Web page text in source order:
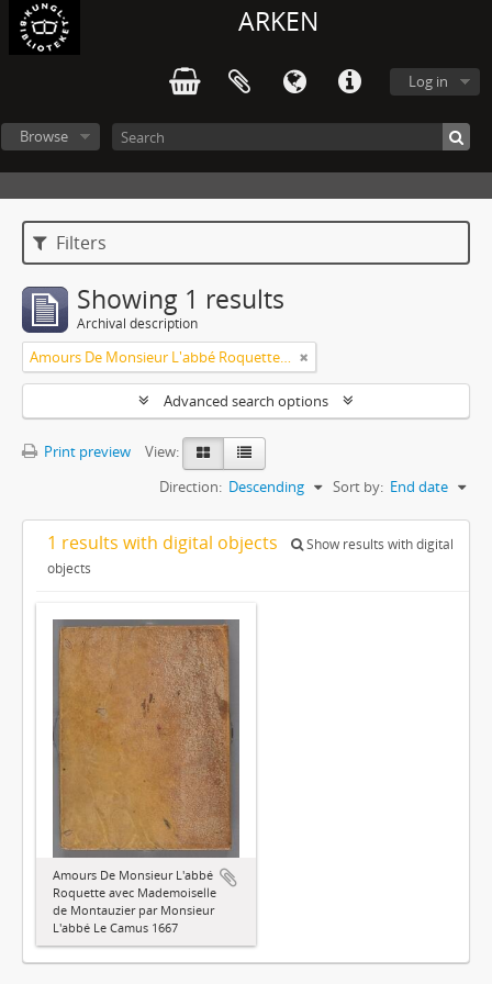
ARKEN
Log in
Browse
Filters
Showing 1 results
Archival description
Amours De Monsieur L'abbé Roquette avec Mademoiselle de Montauzier par Monsieur L'abbé Le Camus 1667
Advanced search options
Print preview
View:
Sort by: End date
Direction: Descending
1 results with digital objects
Show results with digital
objects
Amours De Monsieur L'abbé
Roquette avec Mademoiselle
de Montauzier par Monsieur
L'abbé Le Camus 1667